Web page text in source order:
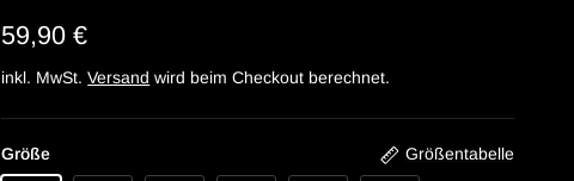
59,90 €
inkl. MwSt.Versand wird beim Checkout berechnet.
Größe Größentabelle